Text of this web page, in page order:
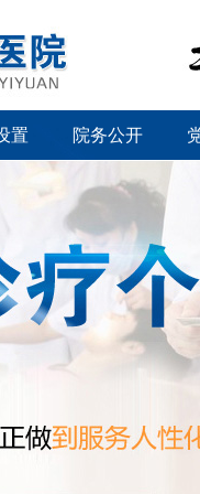
置 院务公开